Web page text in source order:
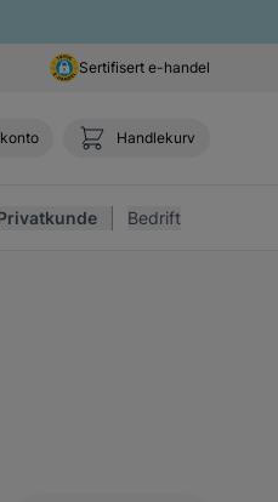
Sertifisert e-handel
Handlekurv
Bedrift